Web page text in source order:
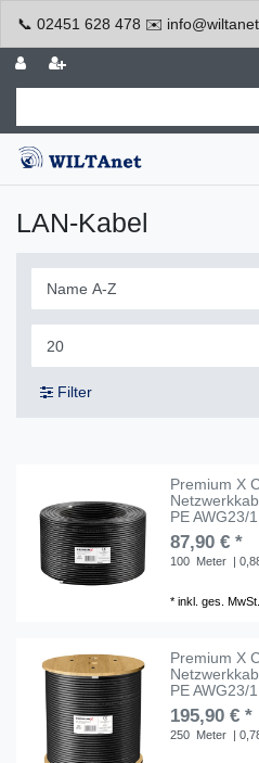
📞 02451 628 478 ✉️
LAN-Kabel
Filter
Premium X
PE AWG23/
87,90 € *
100 Meter |
*inkl. ges. MwSt.
Premium X
PE AWG23/
195,90 € *
250 Meter |